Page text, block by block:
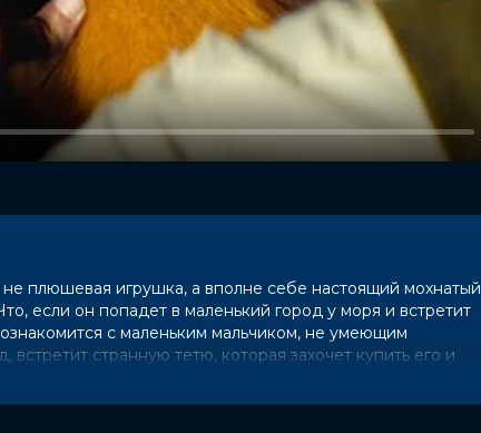
плюшевая игрушка, а вполне себе настоящий мохнатый
если он попадет в маленький город у моря и встретит
с маленьким мальчиком, не умеющим
странную тетю, которая захочет купить его и